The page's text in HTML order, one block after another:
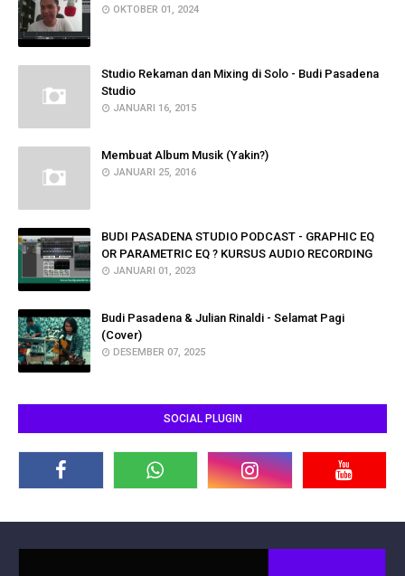
OKTOBER 01, 2024
Studio Rekaman dan Mixing di Solo - Budi Pasadena
Studio
JANUARI 16, 2015
Membuat Album Musik (Yakin?)
JANUARI 25, 2016
BUDI PASADENA STUDIO PODCAST - GRAPHIC EQ
OR PARAMETRIC EQ ? KURSUS AUDIO RECORDING
JANUARI 01, 2023
Budi Pasadena & Julian Rinaldi - Selamat Pagi
(Cover)
DESEMBER 07, 2025
SOCIAL PLUGIN